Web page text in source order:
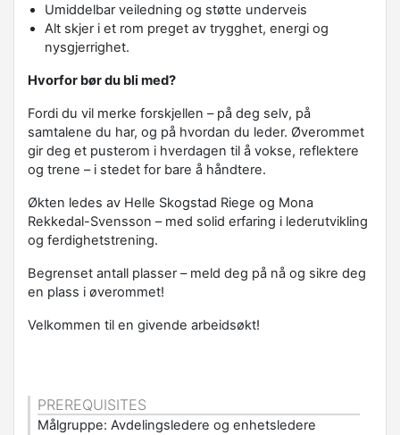
Umiddelbar veiledning og støtte underveis
Alt skjer i et rom preget av trygghet, energi og
nysgjerrighet.
Hvorfor bør du bli med?
Fordi du vil merke forskjellen – på deg selv, på
samtalene du har, og på hvordan du leder. Øverommet
gir deg et pusterom i hverdagen til å vokse, reflektere
og trene – i stedet for bare å håndtere.
Økten ledes av Helle Skogstad Riege og Mona
Rekkedal-Svensson – med solid erfaring i lederutvikling
og ferdighetstrening.
Begrenset antall plasser – meld deg på nå og sikre deg
en plass i øverommet!
Velkommen til en givende arbeidsøkt!
PREREQUISITES
Målgruppe: Avdelingsledere og enhetsledere